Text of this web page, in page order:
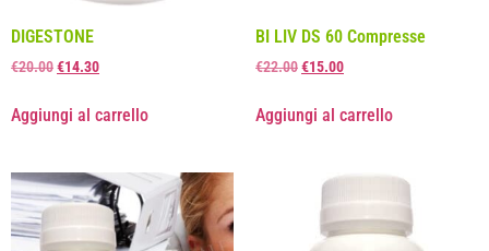
DIGESTONE
€20.00€14.30
Aggiungi al carrello
BI LIV DS 60 Compresse
€22.00€15.00
Aggiungi al carrello